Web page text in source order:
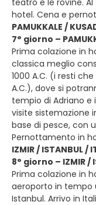
teatro e le rovine.
hotel. Cena e
PAMUKKALE /
7° giorno –
Prima colazione in
classica meglio
1000 A.C. (i resti
A.C.), dove si
tempio di Adriano e
visite sistemazione
base di pesce, con
Pernottamento in
IZMIR / ISTANBUL /
8° giorno – IZMIR /
Prima colazione in
aeroporto in tempo
Istanbul. Arrivo in